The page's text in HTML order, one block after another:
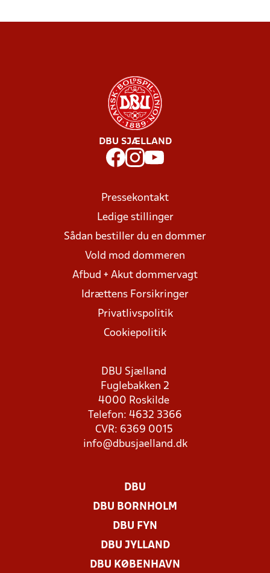
DBU SJÆLLAND
Pressekontakt
Ledige stillinger
Sådan bestiller du en dommer
Vold mod dommeren
Afbud + Akut dommervagt
Idrættens Forsikringer
Privatlivspolitik
Cookiepolitik
DBU Sjælland
Fuglebakken 2
4000 Roskilde
Telefon: 4632 3366
CVR: 6369 0015
info@dbusjaelland.dk
DBU
DBU BORNHOLM
DBU FYN
DBU JYLLAND
DBU KØBENHAVN